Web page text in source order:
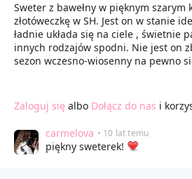
Sweter z bawełny w pięknym szarym
złotóweczkę w SH. Jest on w stanie
ładnie układa się na ciele , świetnie
innych rodzajów spodni. Nie jest on
sezon wczesno-wiosenny na pewno
Zaloguj się albo Dołącz do nas i
carmelova • 10 lat temu
piękny sweterek!